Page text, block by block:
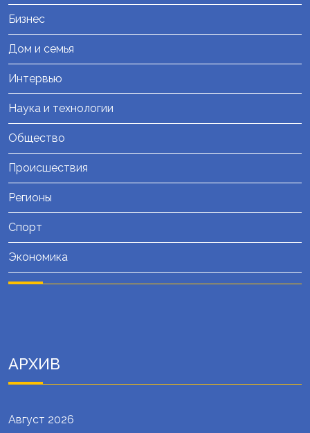
Бизнес
Дом и семья
Интервью
Наука и технологии
Общество
Происшествия
Регионы
Спорт
Экономика
АРХИВ
Август 2026